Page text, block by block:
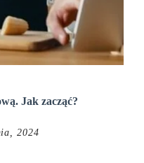
Jak zacząć?
2024